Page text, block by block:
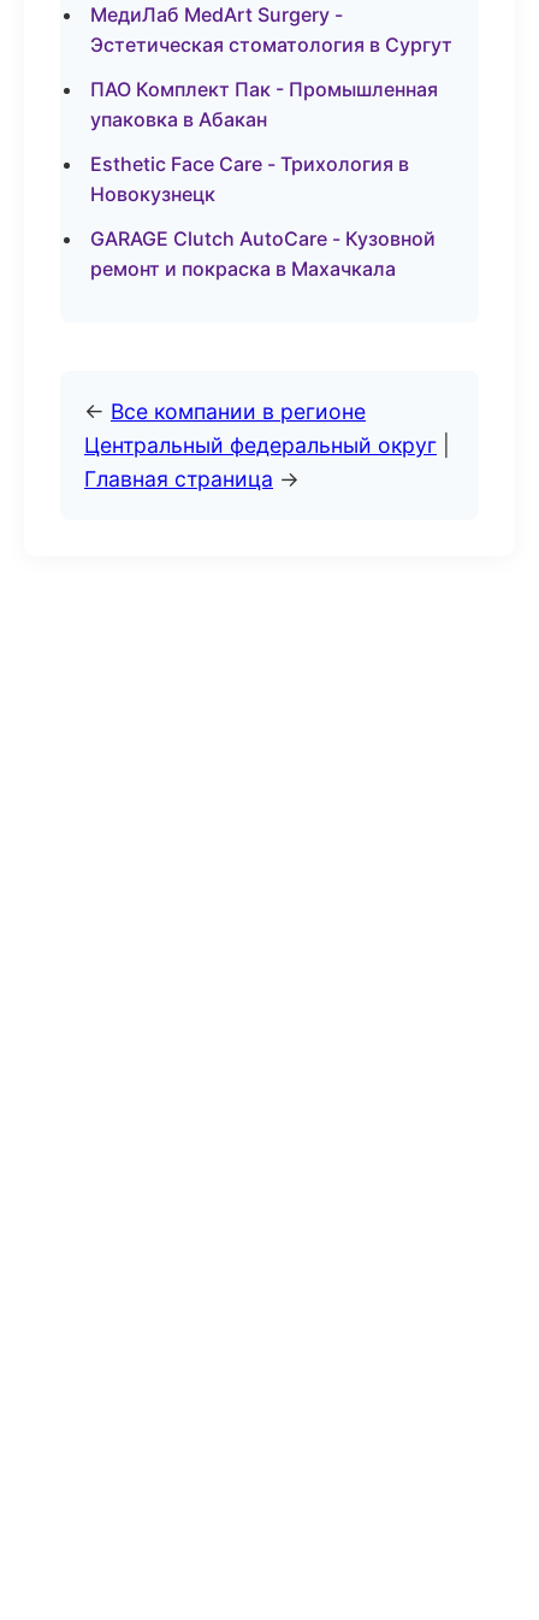
МедиЛаб MedArt Surgery -
Эстетическая стоматология в Сургут
ПАО Комплект Пак - Промышленная
упаковка в Абакан
Esthetic Face Care - Трихология в
Новокузнецк
GARAGE Clutch AutoCare - Кузовной
ремонт и покраска в Махачкала
← Все компании в регионе
Центральный федеральный округ
Главная страница →